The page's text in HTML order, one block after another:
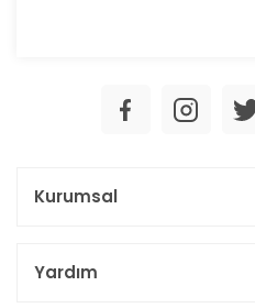
Kurumsal
Yardım